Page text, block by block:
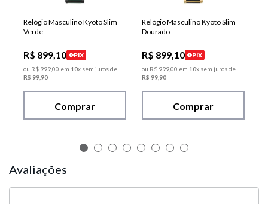
Relógio Masculino Kyoto Slim
Verde
R$ 899,10
PIX
ou R$ 99900 em 10x sem juros de
R$ 99 90
Comprar
Relógio Masculino Kyoto Slim
Dourado
R$ 899,10
PIX
ou R$ 99900 em 10x sem juros de
R$ 99 90
Comprar
Avaliações